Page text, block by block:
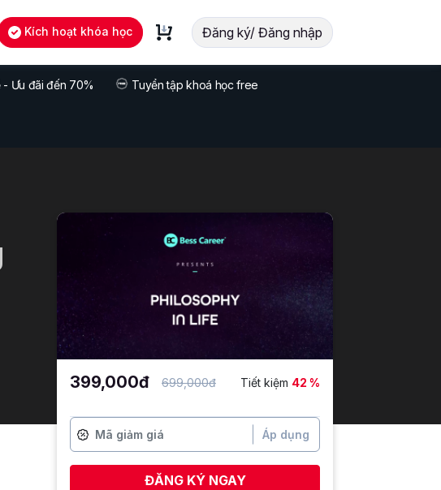
Kích hoạt khóa học Đăng ký/ Đăng nhập
- Ưu đãi đến 70% Tuyển tập khoá học free
399,000đ 699,000đ Tiết kiệm 42 %
Áp dụng
ĐĂNG KÝ NGAY